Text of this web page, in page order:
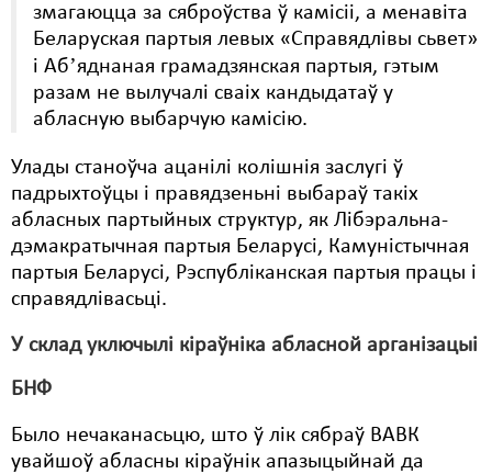
змагаюцца за сяброўства ў камісіі, а менавіта
Беларуская партыя левых «Справядлівы сьвет»
і Абʼяднаная грамадзянская партыя, гэтым
разам не вылучалі сваіх кандыдатаў у
абласную выбарчую камісію.
Улады станоўча ацанілі колішнія заслугі ў
падрыхтоўцы і правядзеньні выбараў такіх
абласных партыйных структур, як Лібэральна-
дэмакратычная партыя Беларусі, Камуністычная
партыя Беларусі, Рэспубліканская партыя працы і
справядлівасьці.
У склад уключылі кіраўніка абласной арганізацыі
БНФ
Было нечаканасьцю, што ў лік сябраў ВАВК
увайшоў абласны кіраўнік апазыцыйнай да